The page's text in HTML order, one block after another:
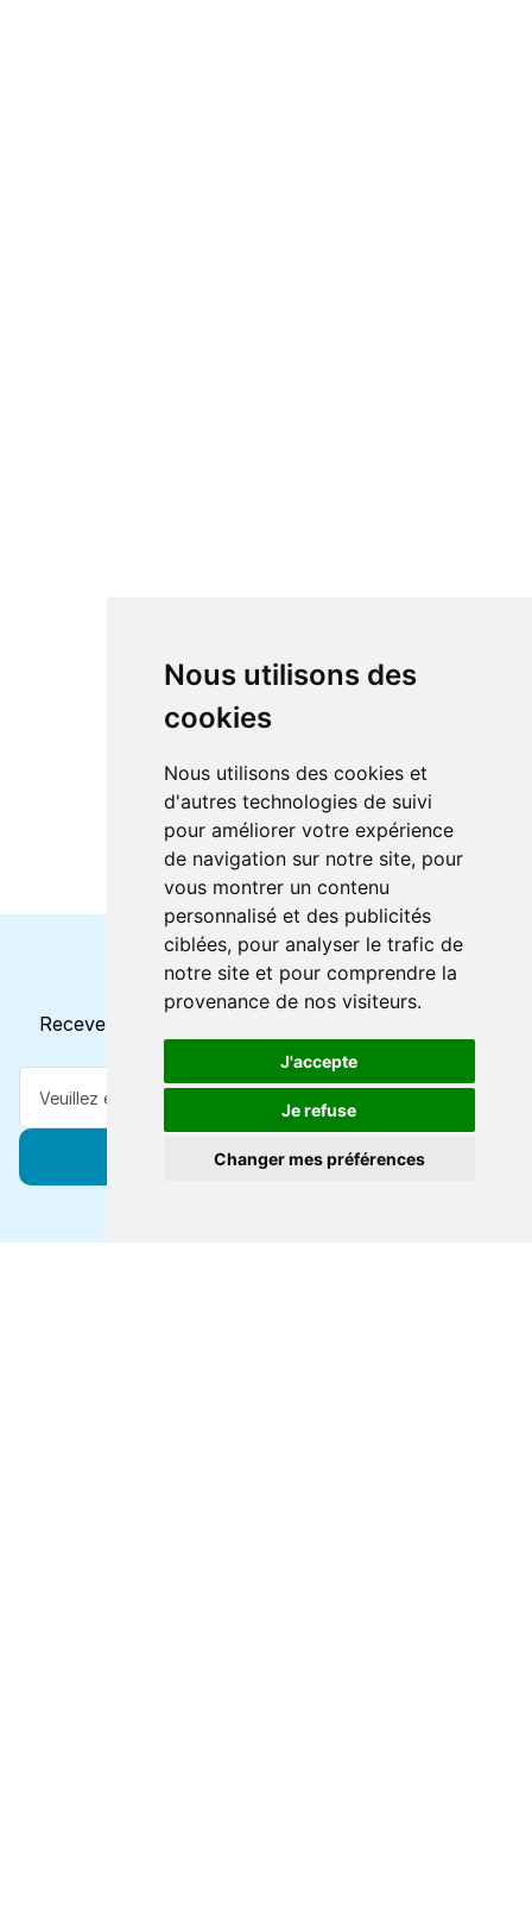
Nous utilisons des
cookies
Nous utilisons des cookies et
d'autres technologies de suivi
pour améliorer votre expérience
de navigation sur notre site, pour
vous montrer un contenu
personnalisé et des publicités
ciblées, pour analyser le trafic de
notre site et pour comprendre la
provenance de nos visiteurs.
J'accepte
Je refuse
Changer mes préférences
Horaires et offres actuels
Recevez toutes les mises à jour dans votre e-mail
S'abonner